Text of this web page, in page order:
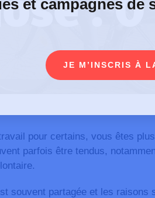
pour certains, vous êtes
parfois être tendus,
souvent partagée et les
et campagnes de
JE M’INSCRIS À